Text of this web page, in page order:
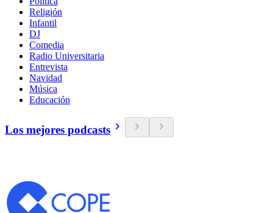
Religión
Infantil
DJ
Comedia
Radio Universitaria
Entrevista
Navidad
Música
Educación
Los mejores podcasts